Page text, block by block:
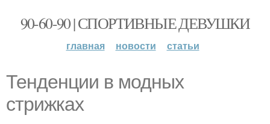
90-60-90 | СПОРТИВНЫЕ ДЕВУШКИ
главная новости статьи
Тенденции в модных
стрижках